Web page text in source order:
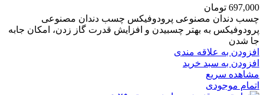
697,000 تومان
چسب دندان مصنوعی پرودوفیکس چسب دندان مصنوعی
پرودوفیکس به بهتر چسبیدن و افزایش قدرت گاز زدن، امکان جابه
جا شدن
افزودن به علاقه مندی
افزودن به سبد خرید
مشاهده سریع
اتمام موجودی